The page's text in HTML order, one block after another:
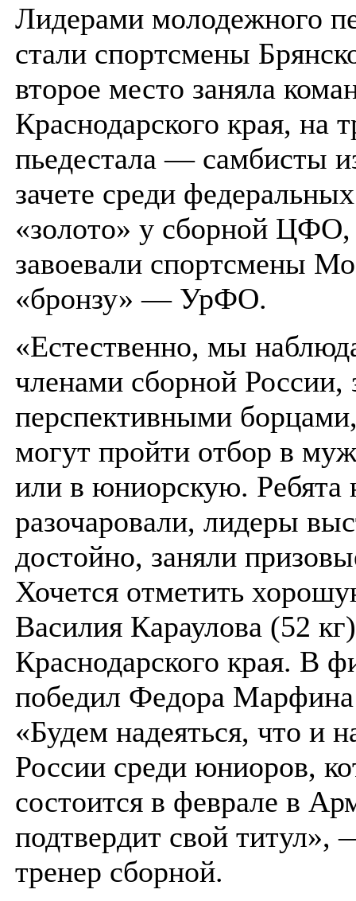
Лидерами молодежного
стали спортсмены
второе место заняла
Краснодарского края, на
пьедестала — самбисты
зачете среди
«золото» у сборной ЦФО,
завоевали спортсмены
«бронзу» — УрФО.
«Естественно, мы
членами сборной России,
перспективными
могут пройти отбор в
или в юниорскую. Ребята
разочаровали, лидеры
достойно, заняли
Хочется отметить
Василия Караулова (52
Краснодарского края. В
победил Федора
«Будем надеяться, что и
России среди юниоров,
состоится в феврале в
подтвердит свой титул»,
тренер сборной.